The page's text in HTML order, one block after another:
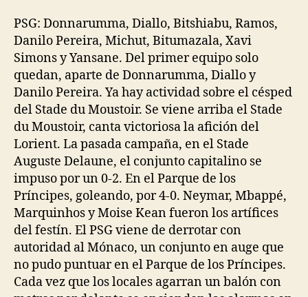
PSG: Donnarumma, Diallo, Bitshiabu, Ramos,
Danilo Pereira, Michut, Bitumazala, Xavi
Simons y Yansane. Del primer equipo solo
quedan, aparte de Donnarumma, Diallo y
Danilo Pereira. Ya hay actividad sobre el césped
del Stade du Moustoir. Se viene arriba el Stade
du Moustoir, canta victoriosa la afición del
Lorient. La pasada campaña, en el Stade
Auguste Delaune, el conjunto capitalino se
impuso por un 0-2. En el Parque de los
Príncipes, goleando, por 4-0. Neymar, Mbappé,
Marquinhos y Moise Kean fueron los artífices
del festín. El PSG viene de derrotar con
autoridad al Mónaco, un conjunto en auge que
no pudo puntuar en el Parque de los Príncipes.
Cada vez que los locales agarran un balón con